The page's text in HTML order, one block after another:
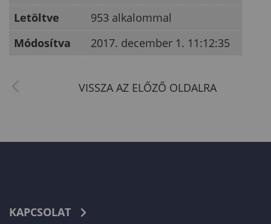
Letöltve
953 alkalommal
Módosítva
2017. december 1. 11:12:35
KAPCSOLAT